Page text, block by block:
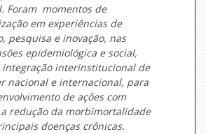
Foram momentos de
em experiências de
pesquisa e inovação, nas
epidemiológica e social,
integração interinstitucional de
nacional e internacional, para
de ações com
a redução da morbimortalidade
doenças crônicas.